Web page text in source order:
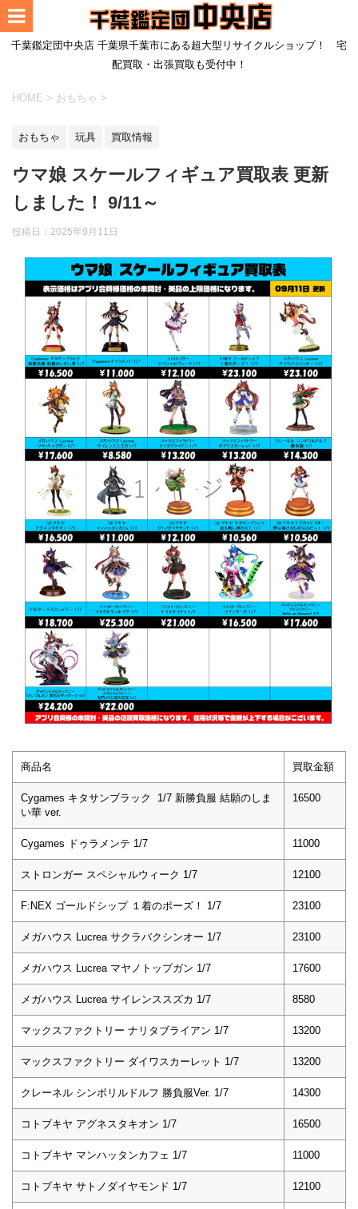
千葉鑑定団中央店 千葉県千葉市にある超大型リサイクルショップ！ 宅
配買取・出張買取も受付中！
HOME > おもちゃ >
おもちゃ 玩具 買取情報
ウマ娘 スケールフィギュア買取表 更新
しました！ 9/11～
投稿日： 2025年9月11日
商品名 買取金額
Cygames キタサンブラック 1/7 新勝負服 結願のしま
い華 ver.
16500
Cygames ドゥラメンテ 1/7 11000
ストロンガー スペシャルウィーク 1/7 12100
F:NEX ゴールドシップ １着のポーズ！ 1/7 23100
メガハウス Lucrea サクラバクシンオー 1/7 23100
メガハウス Lucrea マヤノトップガン 1/7 17600
メガハウス Lucrea サイレンススズカ 1/7 8580
マックスファクトリー ナリタブライアン 1/7 13200
マックスファクトリー ダイワスカーレット 1/7 13200
クレーネル シンボリルドルフ 勝負服Ver. 1/7 14300
コトブキヤ アグネスタキオン 1/7 16500
コトブキヤ マンハッタンカフェ 1/7 11000
コトブキヤ サトノダイヤモンド 1/7 12100